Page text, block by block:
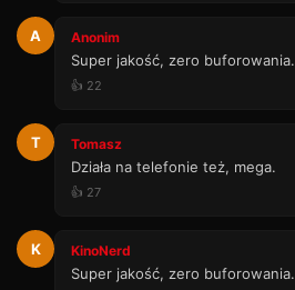
A Anonim
Super jakość, zero buforowania.
👍 22
T Tomasz
Działa na telefonie też, mega.
👍 27
K KinoNerd
Super jakość, zero buforowania.